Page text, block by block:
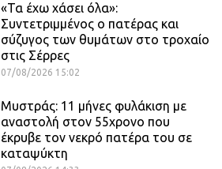
«Τα έχω χάσει όλα»:
Συντετριμμένος ο πατέρας και
σύζυγος των θυμάτων στο τροχαίο
στις Σέρρες
07/08/2026 15:02
Μυστράς: 11 μήνες φυλάκιση με
αναστολή στον 55χρονο που
έκρυβε τον νεκρό πατέρα του σε
καταψύκτη